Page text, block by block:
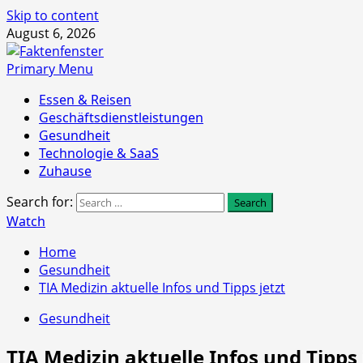
Skip to content
August 6, 2026
Primary Menu
Essen & Reisen
Geschäftsdienstleistungen
Gesundheit
Technologie & SaaS
Zuhause
Search for:
Watch
Home
Gesundheit
TIA Medizin aktuelle Infos und Tipps jetzt
Gesundheit
TIA Medizin aktuelle Infos und